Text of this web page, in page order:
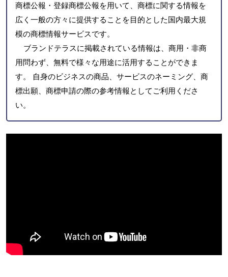
商標公報・登録商標公報を用いて、商標に関する情報を
広く一般の方々に提供することを目的とした国内最大規
模の商標情報サービスです。
ブランドテラスに掲載されている情報は、商用・非商
用問わず、無料で様々な用途に活用することができま
す。 自身のビジネスの商品、サービスのネーミング、商
標出願、商標申請の際の参考情報としてご利用くださ
い。